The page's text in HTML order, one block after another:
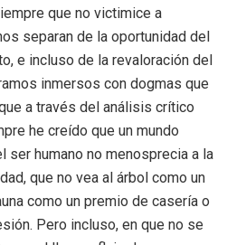
que no victimice a
separan de la oportunidad del
e incluso de la revaloración del
inmersos con dogmas que
a través del análisis crítico
he creído que un mundo
ser humano no menosprecia a la
que no vea al árbol como un
como un premio de casería o
Pero incluso, en que no se